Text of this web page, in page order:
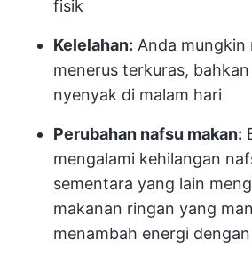
fisik
Kelelahan: Anda mungkin
menerus terkuras,
nyenyak di malam hari
Perubahan nafsu makan:
mengalami kehilangan
sementara yang lain
makanan ringan yang
menambah energi